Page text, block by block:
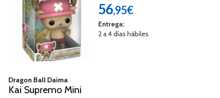
56,95€
Entrega:
2 a 4 días hábiles
Dragon Ball Daima
Kai Supremo Mini